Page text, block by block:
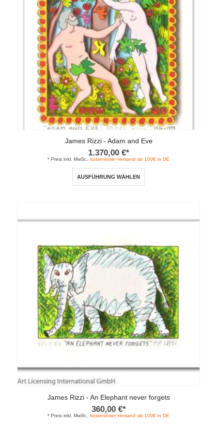
können
auf
der
Produktseite
gewählt
werden
James Rizzi - Adam and Eve
1.370,00 €*
* Preis inkl. MwSt., kostenloser Versand ab 100€ in DE
AUSFÜHRUNG WÄHLEN
Optionen
können
auf
der
Produktseite
gewählt
werden
James Rizzi - An Elephant never forgets
360,00 €*
* Preis inkl. MwSt., kostenloser Versand ab 100€ in DE